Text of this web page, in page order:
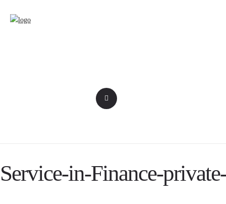
Service-in-Finance-